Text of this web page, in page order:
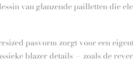
van glanzende pailletten die
pasvorm zorgt voor een
blazer details — zoals de